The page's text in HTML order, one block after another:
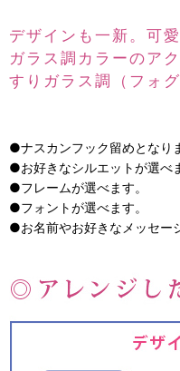
デザインも一新。可
ガラス調カラーのア
すりガラス調（フォ
●ナスカンフック留めとなり
●お好きなシルエットが選べ
●フレームが選べます。
●フォントが選べます。
●お名前やお好きなメッセー